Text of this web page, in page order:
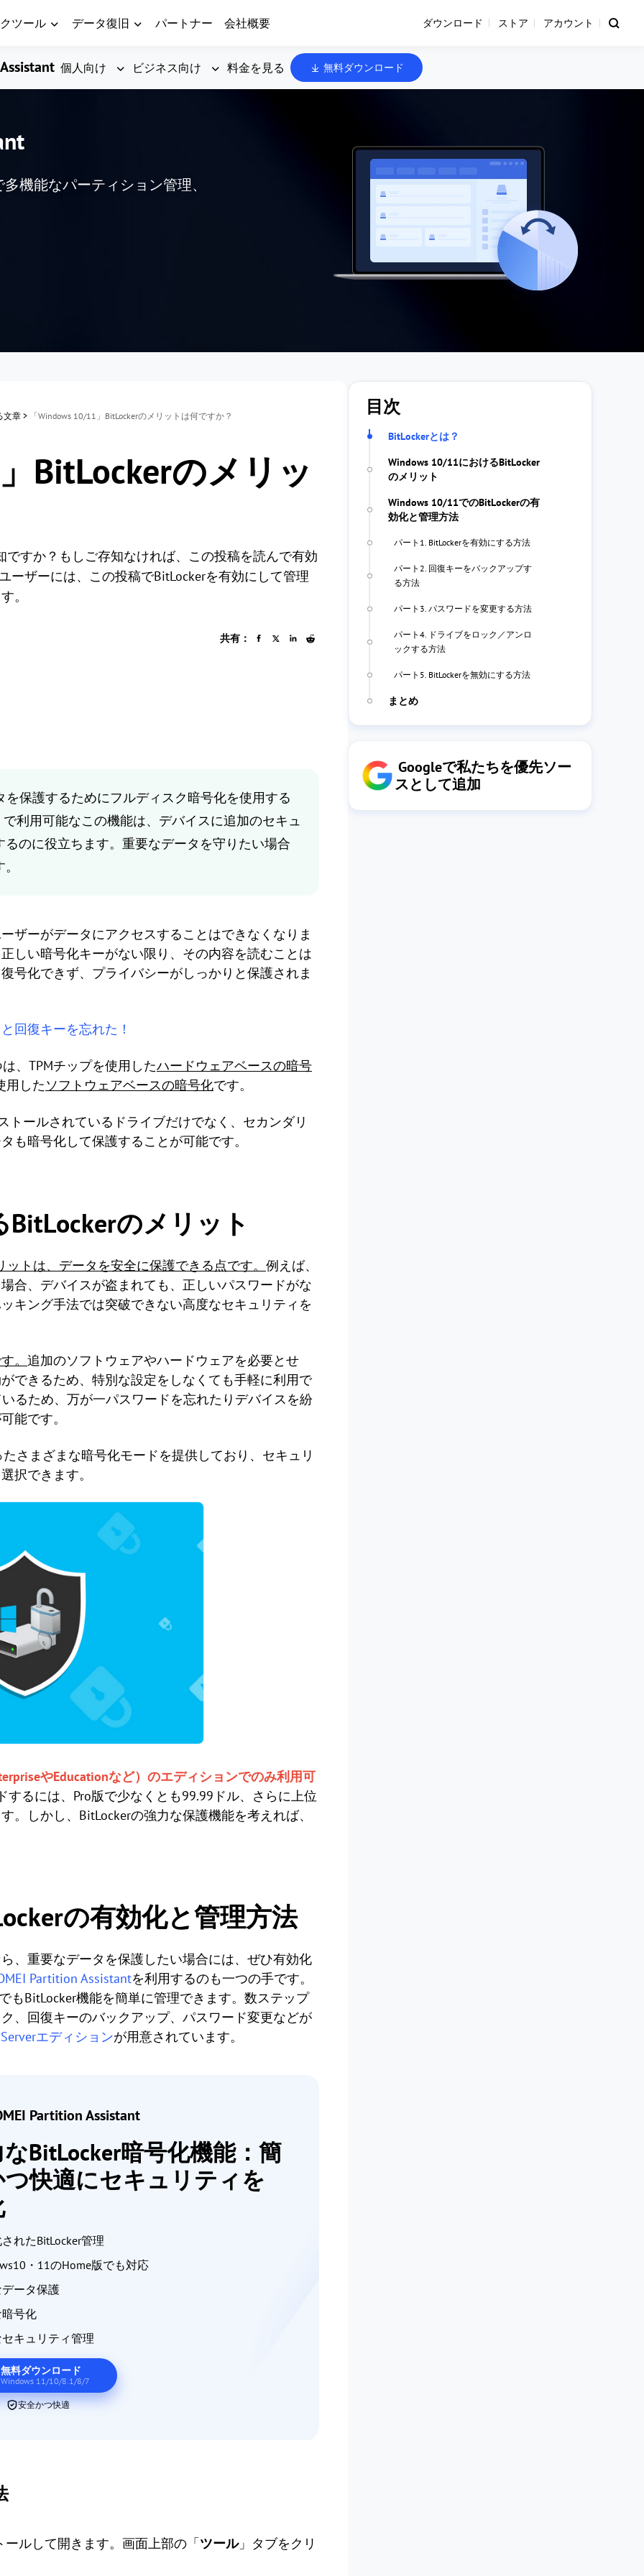
ツール データ復旧 パートナー 会社概要 ダウンロード ストア アカウント
個人向け ビジネス向け 料金を見る 無料ダウンロード
機能なパーティション管理、
文章 > 「Windows 10/11」BitLockerのメリットは何ですか？
BitLockerのメリッ
すか？もしご存知なければ、この投稿を読んで有効
ーザーには、この投稿でBitLockerを有効にして管理
。
共有：
保護するためにフルディスク暗号化を使用する
利用可能なこの機能は、デバイスに追加のセキュ
のに役立ちます。重要なデータを守りたい場合
ザーがデータにアクセスすることはできなくなりま
しい暗号化キーがない限り、その内容を読むことは
号化できず、プライバシーがしっかりと保護されま
回復キーを忘れた！
、TPMチップを使用したハードウェアベースの暗号
用したソフトウェアベースの暗号化です。
トールされているドライブだけでなく、セカンダリ
も暗号化して保護することが可能です。
のメリット
トは、データを安全に保護できる点です。 例えば、
合、デバイスが盗まれても、正しいパスワードがな
キング手法では突破できない高度なセキュリティを
。 追加のソフトウェアやハードウェアを必要とせ
できるため、特別な設定をしなくても手軽に利用で
るため、万が一パスワードを忘れたりデバイスを紛
能です。
たさまざまな暗号化モードを提供しており、セキュリ
択できます。
やEducationなど）のエディションでのみ利用可
るには、Pro版で少なくとも99.99ドル、さらに上位
しかし、BitLockerの強力な保護機能を考えれば、
の有効化と管理方法
、重要なデータを保護したい場合には、ぜひ有効化
Partition Assistantを利用するのも一つの手です。
もBitLocker機能を簡単に管理できます。数ステップ
、回復キーのバックアップ、パスワード変更などが
Serverエディションが用意されています。
Partition Assistant
BitLocker暗号化機能：簡
快適にセキュリティを
れたBitLocker管理
・11のHome版でも対応
ータ保護
号化
キュリティ管理
無料ダウンロード
Windows 11/10/8.1/8/7
安全かつ快適
ールして開きます。画面上部の「ツール」タブをクリ
目次
BitLockerとは？
Windows 10/11におけるBitLocker
のメリット
Windows 10/11でのBitLockerの有
効化と管理方法
パート1. BitLockerを有効にする方法
パート2. 回復キーをバックアップす
る方法
パート3. パスワードを変更する方法
パート4. ドライブをロック／アンロ
ックする方法
パート5. BitLockerを無効にする方法
まとめ
Googleで私たちを優先ソー
スとして追加